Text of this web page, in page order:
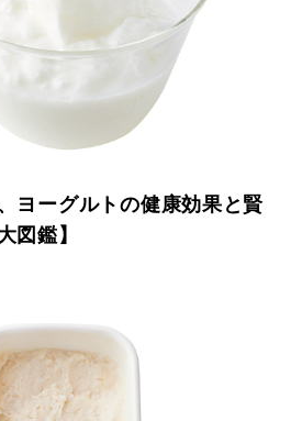
ヨーグルトの健康効果と賢
図鑑】